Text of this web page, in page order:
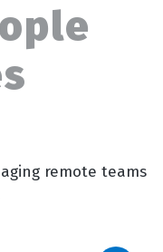
remote teams